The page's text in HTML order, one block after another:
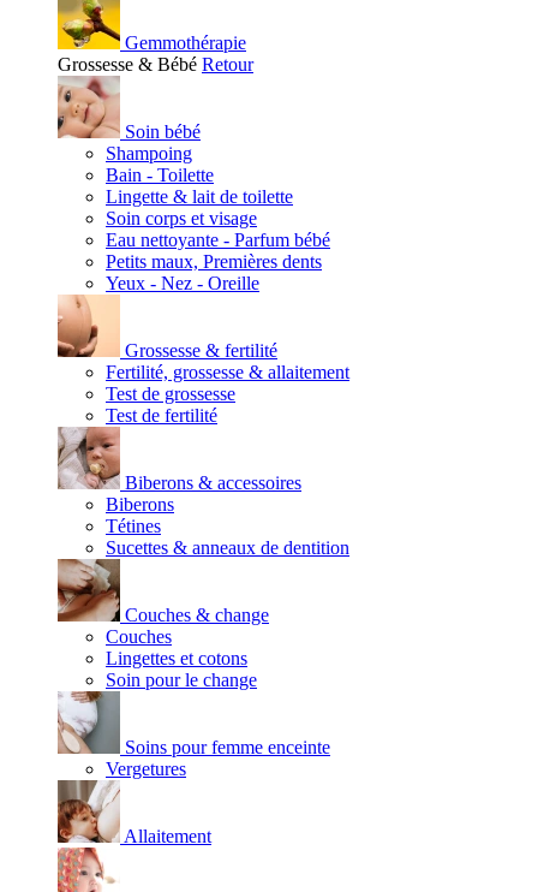
Gemmothérapie
Grossesse & Bébé Retour
Soin bébé
Shampoing
Bain - Toilette
Lingette & lait de toilette
Soin corps et visage
Eau nettoyante - Parfum bébé
Petits maux, Premières dents
Yeux - Nez - Oreille
Grossesse & fertilité
Fertilité, grossesse & allaitement
Test de grossesse
Test de fertilité
Biberons & accessoires
Biberons
Tétines
Sucettes & anneaux de dentition
Couches & change
Couches
Lingettes et cotons
Soin pour le change
Soins pour femme enceinte
Vergetures
Allaitement